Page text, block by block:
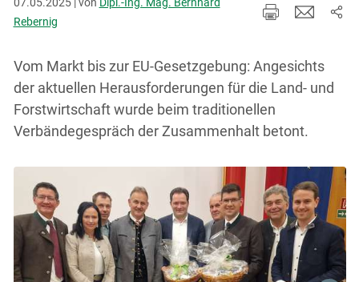
Rebernig
Vom Markt bis zur EU-Gesetzgebung: Angesichts
der aktuellen Herausforderungen für die Land- und
Forstwirtschaft wurde beim traditionellen
Verbändegespräch der Zusammenhalt betont.